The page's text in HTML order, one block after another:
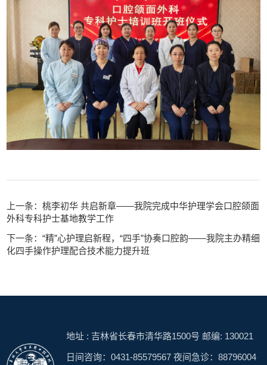
上一条：桃李初华 共启新章——我院完成中华护理学会口腔颌面
外科专科护士基地教学工作
下一条：“精”心护理启新程，“四手”协奏口腔韵——我院主办精细
化四手操作护理配合技术能力提升班
地址 : 吉林省长春市清华路1500号 邮编: 130021
日间咨询：0431-85579567 夜间急诊：88796004